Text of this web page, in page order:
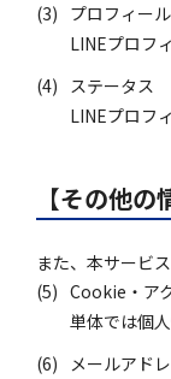
(3) プロフィー
LINEプロフ
(4) ステータス
LINEプロフ
【その他の
また、本サービ
(5) Cookie・ア
単体では個
(6) メールアド